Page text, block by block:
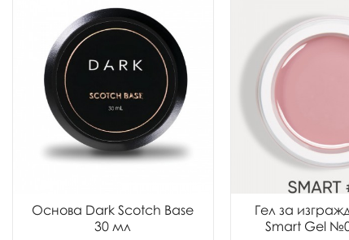
Основа Dark Scotch Base
30 мл
Гел за
Smart Gel